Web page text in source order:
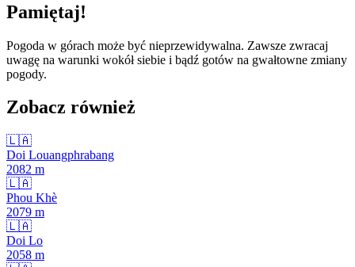
Pamiętaj!
Pogoda w górach może być nieprzewidywalna. Zawsze zwracaj
uwagę na warunki wokół siebie i bądź gotów na gwałtowne zmiany
pogody.
Zobacz również
🇱🇦
Doi Louangphrabang
2082 m
🇱🇦
Phou Khè
2079 m
🇱🇦
Doi Lo
2058 m